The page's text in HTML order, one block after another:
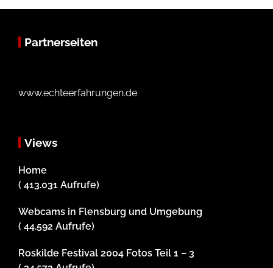
Partnerseiten
www.echteerfahrungen.de
Views
Home
( 413.031 Aufrufe)
Webcams in Flensburg und Umgebung
( 44.592 Aufrufe)
Roskilde Festival 2004 Fotos Teil 1 – 3